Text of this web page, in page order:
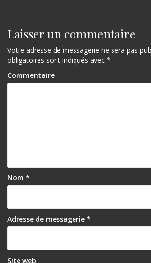
Laisser un commentaire
Votre adresse de messagerie ne sera pas
obligatoires sont indiqués avec *
Commentaire
Nom *
Adresse de messagerie *
Site web